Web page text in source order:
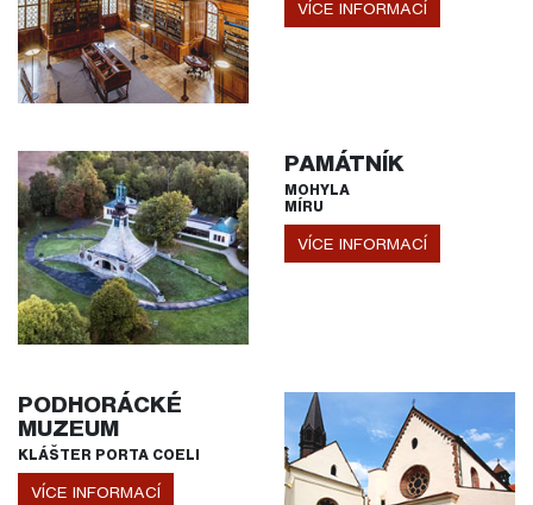
VÍCE INFORMACÍ
PAMÁTNÍK
MOHYLA
MÍRU
VÍCE INFORMACÍ
PODHORÁCKÉ
MUZEUM
KLÁŠTER PORTA COELI
VÍCE INFORMACÍ